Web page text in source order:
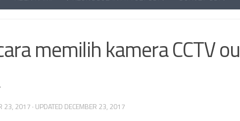
memilih kamera CCTV
23, 2017 · UPDATED DECEMBER 23, 2017